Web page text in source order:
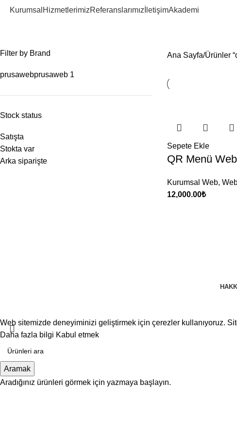
Kurumsal HizmetlerimizReferanslarımız İletişimAkademi
Filter by Brand
prusawebprusaweb 1
Stock status
Satışta
Stokta var
Arka siparişte
Ana Sayfa Ürünler
Sepete Ekle
QR Menü
Kurumsal Web,
12,000.00₺
Aramak
Aradığınız ürünleri görmek için yazmaya başlayın.
Web sitemizde deneyiminizi geliştirmek için çerezler kullanıyoruz.
Daha fazla bilgi Kabul etmek